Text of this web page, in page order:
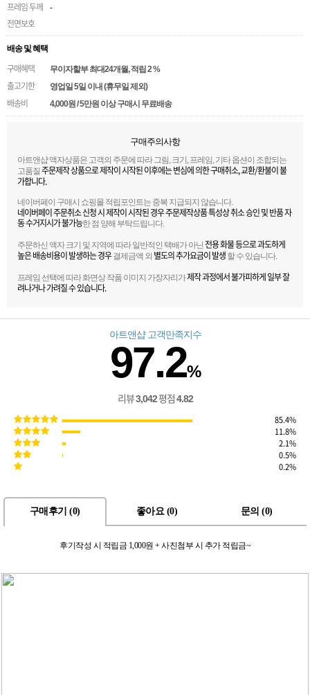
프레임 두께 -
전면보호
배송 및 혜택
구매혜택 무이자할부 최대24개월, 적립 2 %
출고기한 영업일 5일 이내 (휴무일 제외)
배송비 4,000원 / 5만원 이상 구매시 무료배송
구매주의사항
아트앤샵 액자상품은 고객의 주문에 따라 그림, 크기, 프레임, 기타 옵션이 조합되는
고품질 주문제작 상품으로 제작이 시작된 이후에는 변심에 의한 구매취소, 교환/환불이 불
가합니다.
네이버페이 구매시 쇼핑몰 적립포인트는 중복 지급되지 않습니다.
네이버페이 주문취소 신청 시 제작이 시작된 경우 주문제작상품 특성상 취소 승인 및 반품 자
동 수거지시가 불가능한 점 양해 부탁드립니다.
주문하신 액자 크기 및 지역에 따라 일반적인 택배가 아닌 전용 화물 등으로 과도하게
높은 배송비용이 발생하는 경우결제금액 외 별도의 추가요금이 발생 할 수 있습니다.
프레임 선택에 따라 화면상 작품 이미지 가장자리가제작 과정에서 불가피하게 일부 잘
려나거나 가려질 수 있습니다.
아트앤샵 고객만족지수
97.2%
리뷰3,042평점4.82
85.4%
11.8%
2.1%
0.5%
0.2%
구매후기 (0) 좋아요 (0) 문의 (0)
후기작성 시 적립금 1,000원 + 사진첨부 시 추가 적립금~